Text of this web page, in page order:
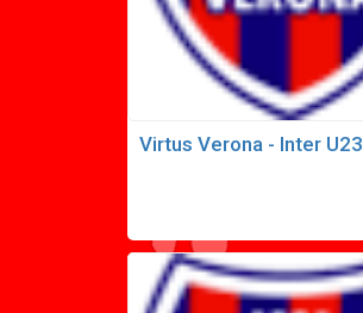
Virtus Verona - Inter U23